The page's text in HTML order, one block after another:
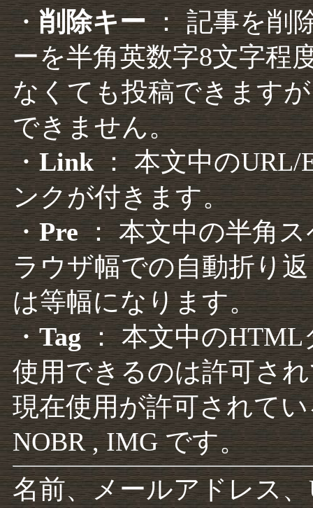
・削除キー： 記事を削
ーを半角英数字8文字程
なくても投稿できます
できません。
・Link： 本文中のURL/
ンクが付きます。
・Pre： 本文中の半角
ラウザ幅での自動折り
は等幅になります。
・Tag： 本文中のHTML
使用できるのは許可さ
現在使用が許可されて
NOBR , IMG です。
名前、メールアドレス